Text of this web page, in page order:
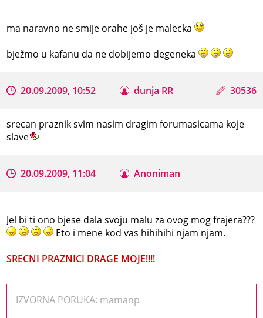
ma naravno ne smije orahe još je malecka
bježmo u kafanu da ne dobijemo degeneka
20.09.2009, 10:52 dunja RR 30536
srecan praznik svim nasim dragim forumasicama koje
slave
20.09.2009, 11:04 Anoniman
Jel bi ti ono bjese dala svoju malu za ovog mog frajera???
Eto i mene kod vas hihihihi njam njam.
SRECNI PRAZNICI DRAGE MOJE!!!!
IZVORNA PORUKA: mamanp